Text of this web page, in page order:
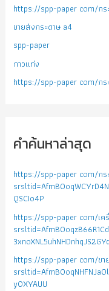
https://spp-paper com/กร
ขายส่งกระดาษ a4
spp-paper
กาวแท่ง
https://spp-paper com/กร
คำค้นหาล่าสุด
https://spp-paper com/กร
QSCIo4P
https://spp-paper com/เค
https://spp-paper com/ขา
yOXYAUU